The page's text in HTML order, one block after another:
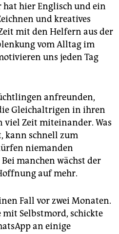
hat hier Englisch und ein
und kreatives
mit den Helfern aus der
vom Alltag im
uns jeden Tag
anfreunden,
Gleichaltrigen in ihren
Zeit miteinander. Was
kann schnell zum
niemanden
manchen wächst der
auf mehr.
Fall vor zwei Monaten.
Selbstmord, schickte
an einige